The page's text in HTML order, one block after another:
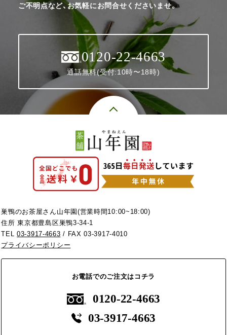
ご不明点など、お気軽にお問合せくださいませ。
0120-22-4663
通話無料(受付:10時〜18時)
巣鴨のお茶屋さん山年園(営業時間10:00~18:00)
住所 東京都豊島区巣鴨3-34-1
TEL03-3917-4663 / FAX 03-3917-4010
プライバシーポリシー
お電話でのご注文はコチラ
0120-22-4663
03-3917-4663